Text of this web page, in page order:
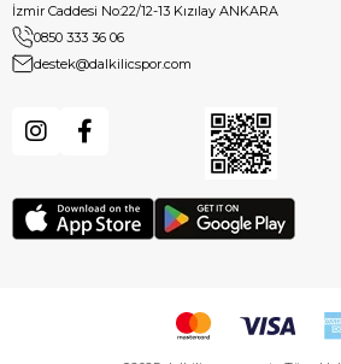
İzmir Caddesi No:22/12-13 Kızılay ANKARA
0850 333 36 06
destek@dalkilicspor.com